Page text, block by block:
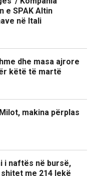
e SPAK Altin
në Itali
dhe masa ajrore
këtë të martë
makina përplas
i naftës në bursë,
me 214 lekë